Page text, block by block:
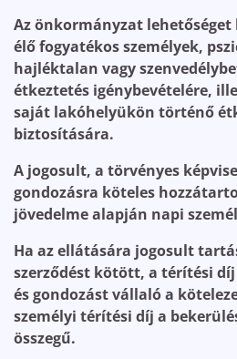
Az önkormányzat
élő fogyatékos személyek,
hajléktalan vagy
étkeztetés igénybevételére,
saját lakóhelyükön történő
biztosítására.
A jogosult, a törvényes
gondozásra köteles
jövedelme alapján napi
Ha az ellátására jogosult
szerződést kötött, a térítési
és gondozást vállaló a
személyi térítési díj a
összegű.